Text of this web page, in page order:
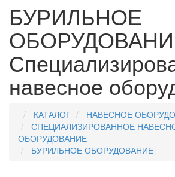
БУРИЛЬНОЕ
навесное
КАТАЛОГ
НАВЕСНОЕ
СПЕЦИАЛИЗИРОВАННОЕ
ОБОРУДОВАНИЕ
БУРИЛЬНОЕ ОБОРУДОВАНИЕ